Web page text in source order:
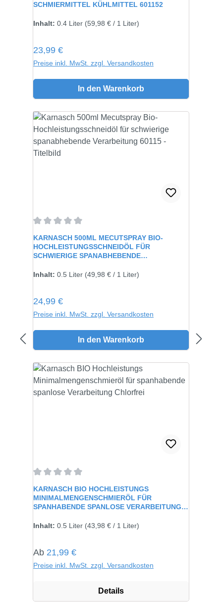
SCHMIERMITTEL KÜHLMITTEL 601152
Inhalt: 0.4 Liter (59,98 € / 1 Liter)
Regulärer Preis:
23,99 €
Preise inkl. MwSt. zzgl. Versandkosten
In den Warenkorb
KARNASCH 500ML MECUTSPRAY BIO-
HOCHLEISTUNGSSCHNEIDÖL FÜR
SCHWIERIGE SPANABHEBENDE
Inhalt: 0.5 Liter (49,98 € / 1 Liter)
Regulärer Preis:
24,99 €
Preise inkl. MwSt. zzgl. Versandkosten
In den Warenkorb
KARNASCH BIO HOCHLEISTUNGS
MINIMALMENGENSCHMIERÖL FÜR
SPANHABENDE SPANLOSE VERARBEITUNG
Inhalt: 0.5 Liter (43,98 € / 1 Liter)
Regulärer Preis:
Ab 21,99 €
Preise inkl. MwSt. zzgl. Versandkosten
Details